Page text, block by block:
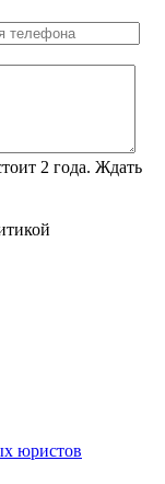
2 года. Ждать
юристов